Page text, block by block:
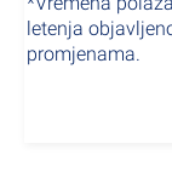
letenja
promjenama.